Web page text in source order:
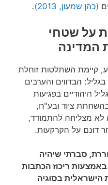
(כהן שמעון, 2013) .
על שטחי
המדינה
קיימת השתלטות זוחלת
הבדווים והערבים
היהודיים בפגיעות
ציוד ובע"ח,
לא מצליחה להתמודד,
דונם על הקרקעות.
סברתי שיהיה
באמצעות ריכוז הכתבות
הישראלית בסוגיה